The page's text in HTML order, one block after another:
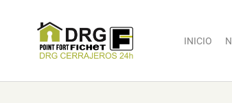
INICIO